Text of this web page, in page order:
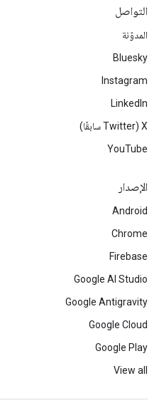
التواصل
المدوّنة
Bluesky
Instagram
LinkedIn
‫X ‏(Twitter سابقًا)
YouTube
الإصدار
Android
Chrome
Firebase
Google AI Studio
Google Antigravity
Google Cloud
Google Play
View all